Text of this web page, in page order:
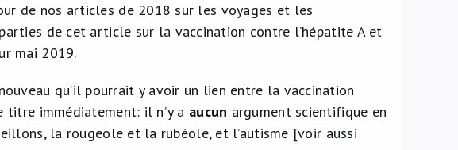
de nos articles de 2018 sur les voyages et les
de cet article sur la vaccination contre l’hépatite A et
mai 2019.
qu’il pourrait y avoir un lien entre la vaccination
immédiatement: il n’y a aucun argument scientifique en
la rougeole et la rubéole, et l’autisme [voir aussi